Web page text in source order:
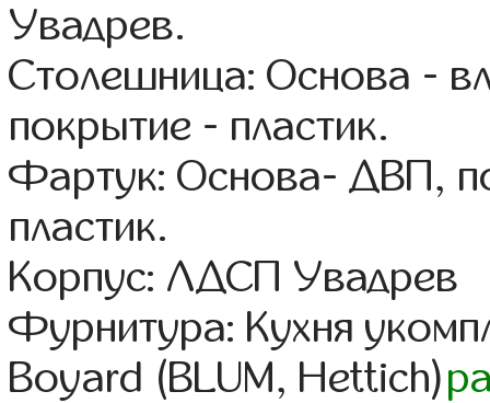
Увадрев.
Столешница: Основа -
покрытие - пластик.
Фартук: Основа- ДВП,
пластик.
Корпус: ЛДСП Увадрев
Фурнитура: Кухня
Boyard (BLUM, Hettich)